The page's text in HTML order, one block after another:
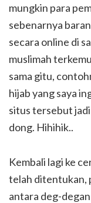
mungkin para
sebenarnya
secara online di
muslimah
sama gitu,
hijab yang saya
situs tersebut jadi
dong. Hihihik..
Kembali lagi ke
telah ditentukan,
antara deg-